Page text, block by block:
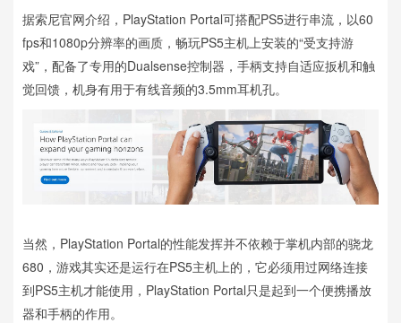
据索尼官网介绍，PlayStation Portal可搭配PS5进行串流，以60
fps和1080p分辨率的画质，畅玩PS5主机上安装的“受支持游
戏”，配备了专用的Dualsense控制器，手柄支持自适应扳机和触
觉回馈，机身有用于有线音频的3.5mm耳机孔。
当然，PlayStation Portal的性能发挥并不依赖于掌机内部的骁龙
680，游戏其实还是运行在PS5主机上的，它必须用过网络连接
到PS5主机才能使用，PlayStation Portal只是起到一个便携播放
器和手柄的作用。